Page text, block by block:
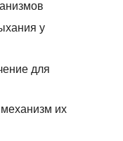
у
для
их